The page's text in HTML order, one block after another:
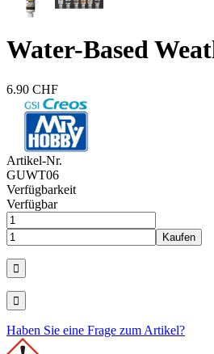
Water-Based
6.90 CHF
Artikel-Nr.
GUWT06
Verfügbarkeit
Verfügbar
Haben Sie eine Frage zum Artikel?